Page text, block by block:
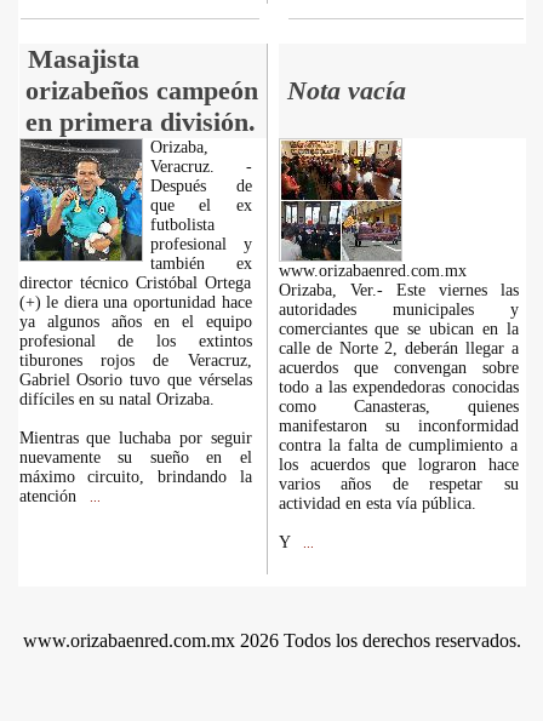
Masajista
orizabeños campeón
en primera división.
Nota vacía
Orizaba,
Veracruz. -
Después de
que el ex
futbolista
profesional y
también ex
director técnico Cristóbal Ortega
(+) le diera una oportunidad hace
ya algunos años en el equipo
profesional de los extintos
tiburones rojos de Veracruz,
Gabriel Osorio tuvo que vérselas
difíciles en su natal Orizaba.
Mientras que luchaba por seguir
nuevamente su sueño en el
máximo circuito, brindando la
atención
www.orizabaenred.com.mx
Orizaba, Ver.- Este viernes las
autoridades municipales y
comerciantes que se ubican en la
calle de Norte 2, deberán llegar a
acuerdos que convengan sobre
todo a las expendedoras conocidas
como Canasteras, quienes
manifestaron su inconformidad
contra la falta de cumplimiento a
los acuerdos que lograron hace
varios años de respetar su
actividad en esta vía pública.
Y
www.orizabaenred.com.mx 2026 Todos los derechos reservados.